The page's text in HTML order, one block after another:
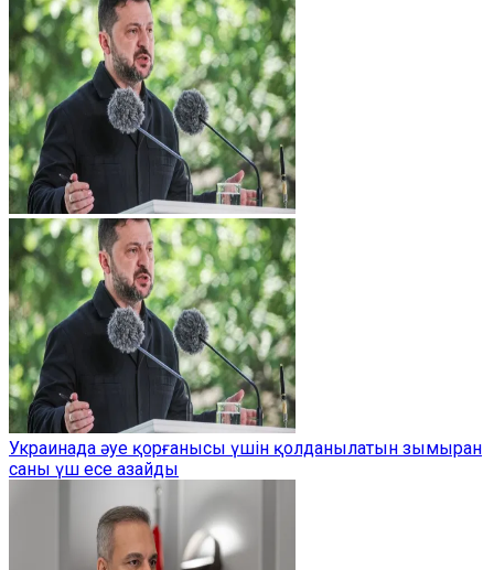
Украинада әуе қорғанысы үшін қолданылатын зымыран
саны үш есе азайды